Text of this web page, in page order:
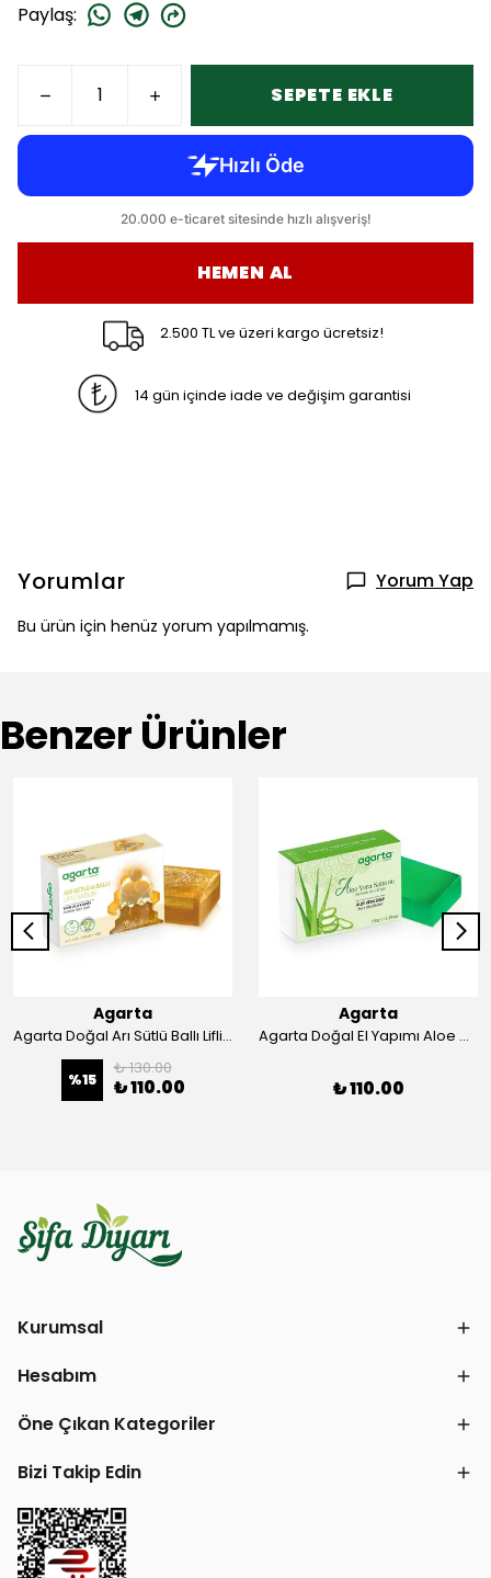
Paylaş:
SEPETE EKLE
HEMEN AL
2.500 TL ve üzeri kargo ücretsiz!
14 gün içinde iade ve değişim garantisi
Yorumlar Yorum Yap
Bu ürün için henüz yorum yapılmamış.
Benzer Ürünler
Agarta
Agarta Doğal Arı Sütlü Ballı Lifli Sabun 150 gr
%15
₺ 130.00
₺ 110.00
Agarta
Agarta Doğal El Yapımı Aloe Vera Sabunu 150 gr
₺ 110.00
Kurumsal
Hesabım
Öne Çıkan Kategoriler
Bizi Takip Edin